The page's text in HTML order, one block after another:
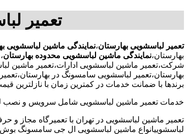
تعمیر
تعمیر لباسشویی بهارستان،نمایندگی ماشین لباسشویی
بهارستان،نمایندگی ماشین لباسشویی محدوده بهارستان،
شرکت،تعمیر ماشین لباسشویی ادارات،تعمیر ماشین
بهارستان،تعمیر لباسشویی سامسونگ در
برندها با ضمانت خدمات در کمترین زمان با نازلترین
خدمات تعمیر ماشین لباسشویی شامل سرویس و نصب
تعمیر ماشین لباسشویی در تهران با تعمیرگاه مجاز و
لباسشوییانواع ماشین لباسشویی ال جی سامسونگ بوش